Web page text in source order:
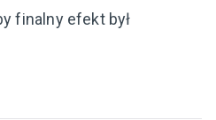
finalny efekt był